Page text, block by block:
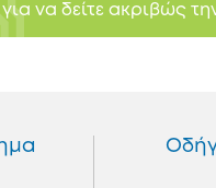
για να δείτε ακριβώς